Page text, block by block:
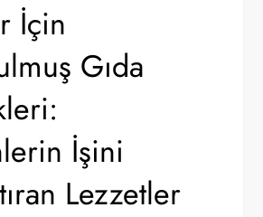
İçin
Gıda
İşini
Lezzetler